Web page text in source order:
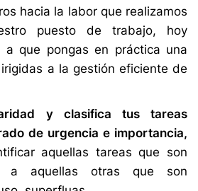
hacia la labor que realizamos
puesto de trabajo, hoy
a que pongas en práctica una
a la gestión eficiente de
y clasifica tus tareas
de urgencia e importancia,
aquellas tareas que son
a aquellas otras que son